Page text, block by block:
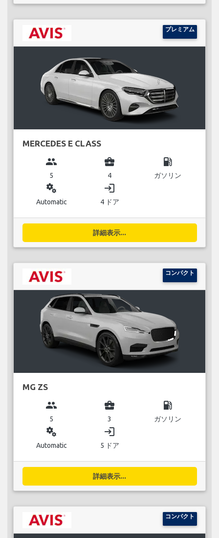
プレミアム
MERCEDES E CLASS
group
5
business_center
4
local_gas_station
ガソリン
miscellaneous_services
Automatic
login
4 ドア
詳細表示...
コンパクト
MG ZS
group
5
business_center
3
local_gas_station
ガソリン
miscellaneous_services
Automatic
login
5 ドア
詳細表示...
コンパクト